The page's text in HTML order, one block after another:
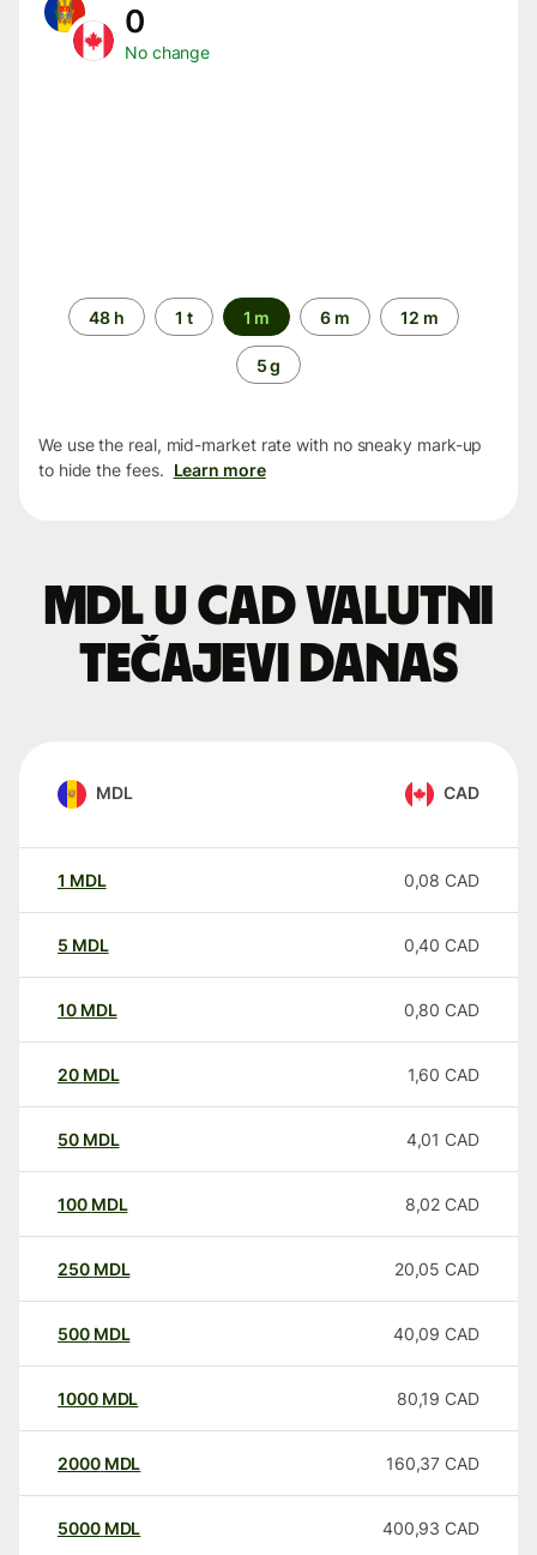
0
No change
Time
period
48 h 1 t 1 m 6 m 12 m
5 g
We use the real, mid-market rate with no sneaky mark-up
to hide the fees. Learn more
MDL u CAD valutni
tečajevi danas
MDL CAD
1 MDL 0,08 CAD
5 MDL 0,40 CAD
10 MDL 0,80 CAD
20 MDL 1,60 CAD
50 MDL 4,01 CAD
100 MDL 8,02 CAD
250 MDL 20,05 CAD
500 MDL 40,09 CAD
1000 MDL 80,19 CAD
2000 MDL 160,37 CAD
5000 MDL 400,93 CAD